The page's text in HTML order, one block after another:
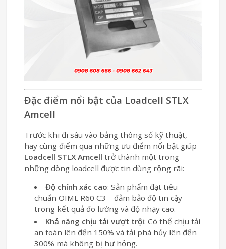
Đặc điểm nổi bật của Loadcell STLX
Amcell
Trước khi đi sâu vào bảng thông số kỹ thuật,
hãy cùng điểm qua những ưu điểm nổi bật giúp
Loadcell STLX Amcell trở thành một trong
những dòng loadcell được tin dùng rộng rãi:
Độ chính xác cao: Sản phẩm đạt tiêu
chuẩn OIML R60 C3 – đảm bảo độ tin cậy
trong kết quả đo lường và độ nhạy cao.
Khả năng chịu tải vượt trội: Có thể chịu tải
an toàn lên đến 150% và tải phá hủy lên đến
300% mà không bị hư hỏng.